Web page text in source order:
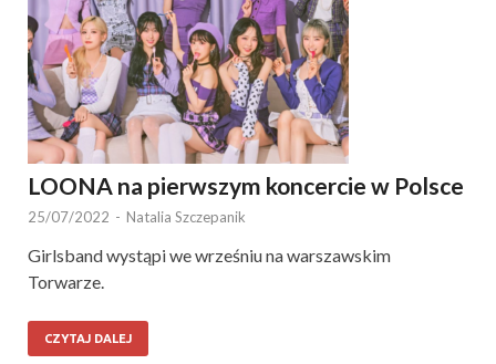
LOONA na pierwszym koncercie w Polsce
25/07/2022 - Natalia Szczepanik
Girlsband wystąpi we wrześniu na warszawskim
Torwarze.
CZYTAJ DALEJ